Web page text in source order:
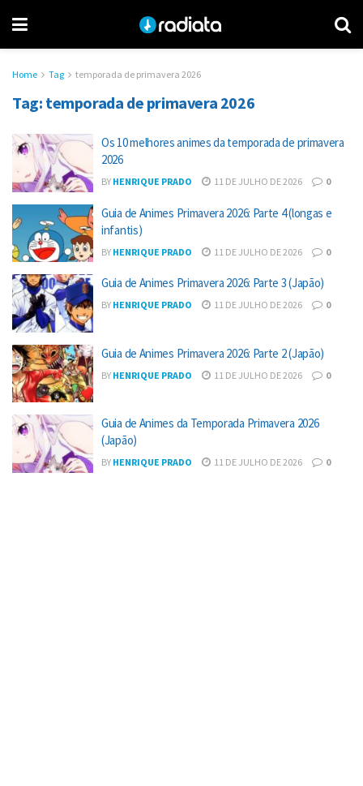
Home Tag temporada de primavera 2026
Tag: temporada de primavera 2026
Os 10 melhores animes da temporada de primavera
2026
BY HENRIQUE PRADO 11 DE JULHO DE 2026 0
Guia de Animes Primavera 2026: Parte 4 (longas e
infantis)
BY HENRIQUE PRADO 11 DE JULHO DE 2026 0
Guia de Animes Primavera 2026: Parte 3 (Japão)
BY HENRIQUE PRADO 11 DE JULHO DE 2026 0
Guia de Animes Primavera 2026: Parte 2 (Japão)
BY HENRIQUE PRADO 11 DE JULHO DE 2026 0
Guia de Animes da Temporada Primavera 2026
(Japão)
BY HENRIQUE PRADO 11 DE JULHO DE 2026 0